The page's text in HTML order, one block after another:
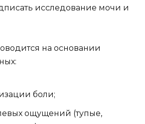
исследование мочи и
на основании
боли;
ощущений (тупые,